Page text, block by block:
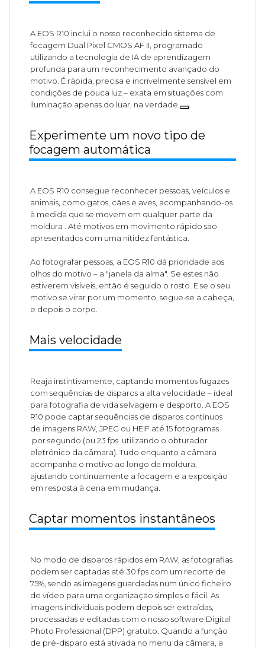
A EOS R10 inclui o nosso reconhecido sistema de
focagem Dual Pixel CMOS AF II, programado
utilizando a tecnologia de IA de aprendizagem
profunda para um reconhecimento avançado do
motivo. É rápida, precisa e incrivelmente sensível em
condições de pouca luz – exata em situações com
iluminação apenas do luar, na verdade.
Experimente um novo tipo de
focagem automática
A EOS R10 consegue reconhecer pessoas, veículos e
animais, como gatos, cães e aves, acompanhando-os
à medida que se movem em qualquer parte da
moldura
. Até motivos em movimento rápido são
apresentados com uma nitidez fantástica.
Ao fotografar pessoas, a EOS R10 dá prioridade aos
olhos do motivo – a "janela da alma". Se estes não
estiverem visíveis, então é seguido o rosto. E se o seu
motivo se virar por um momento, segue-se a cabeça,
e depois o corpo.
Mais velocidade
Reaja instintivamente, captando momentos fugazes
com sequências de disparos a alta velocidade – ideal
para fotografia de vida selvagem e desporto. A EOS
R10 pode captar sequências de disparos contínuos
de imagens RAW, JPEG ou HEIF até 15 fotogramas
por segundo (ou 23 fps utilizando o obturador
eletrónico da câmara). Tudo enquanto a câmara
acompanha o motivo ao longo da moldura,
ajustando continuamente a focagem e a exposição
em resposta à cena em mudança.
Captar momentos instantâneos
No modo de disparos rápidos em RAW, as fotografias
podem ser captadas até 30 fps com um recorte de
75%, sendo as imagens guardadas num único ficheiro
de vídeo para uma organização simples e fácil. As
imagens individuais podem depois ser extraídas,
processadas e editadas com o nosso software Digital
Photo Professional (DPP) gratuito. Quando a função
de pré-disparo está ativada no menu da câmara, a